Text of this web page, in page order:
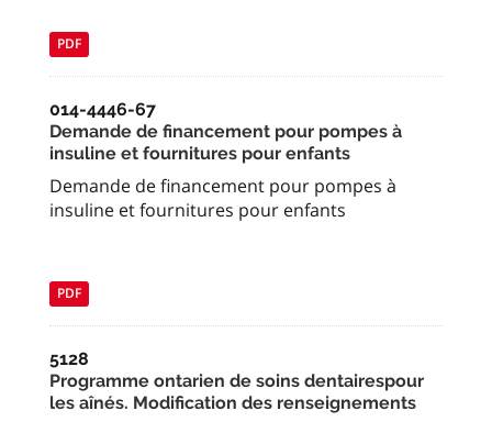
PDF
014-4446-67
Demande de financement pour pompes à
insuline et fournitures pour enfants
Demande de financement pour pompes à
insuline et fournitures pour enfants
PDF
5128
Programme ontarien de soins dentairespour
les aînés. Modification des renseignements